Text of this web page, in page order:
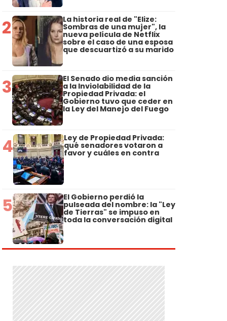
2 La historia real de "Elize:
Sombras de una mujer", la
nueva película de Netflix
sobre el caso de una esposa
que descuartizó a su marido
3 El Senado dio media sanción
a la Inviolabilidad de la
Propiedad Privada: el
Gobierno tuvo que ceder en
la Ley del Manejo del Fuego
4 Ley de Propiedad Privada:
qué senadores votaron a
favor y cuáles en contra
5 El Gobierno perdió la
pulseada del nombre: la "Ley
de Tierras" se impuso en
toda la conversación digital